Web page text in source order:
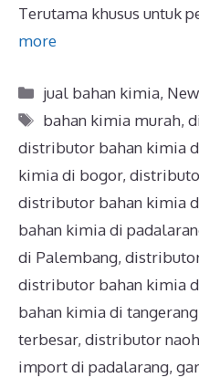
Terutama khusus untuk
more
jual bahan kimia,
bahan kimia murah,
distributor bahan kimia
kimia di bogor,
distributor bahan kimia
bahan kimia di
di Palembang,
distributor bahan kimia
bahan kimia di tangerang
terbesar, distributor
import di padalarang,